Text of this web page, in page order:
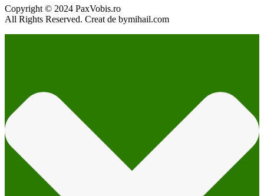
Copyright © 2024 PaxVobis.ro
All Rights Reserved. Creat de bymihail.com